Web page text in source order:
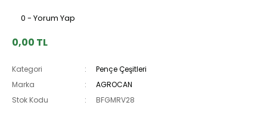
0 - Yorum Yap
0,00 TL
Kategori
Pençe Çeşitleri
Marka
AGROCAN
Stok Kodu
BFGMRV28